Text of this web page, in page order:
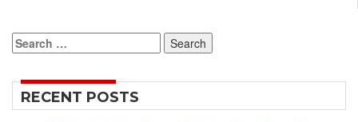
Search
for:
RECENT POSTS